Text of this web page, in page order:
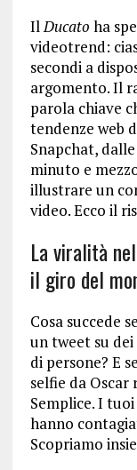
IlDucato ha
videotrend:
secondi a
argomento. Il
parola chiave
tendenze web
Snapchat,
minuto e
illustrare un
video. Ecco il
La viralità
il giro del
Cosa succede
un tweet su
di persone? E
selfie da
Semplice. I
hanno
Scopriamo